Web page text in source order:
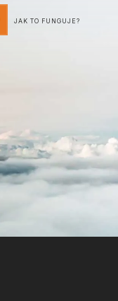
JAK TO FUNGUJE?